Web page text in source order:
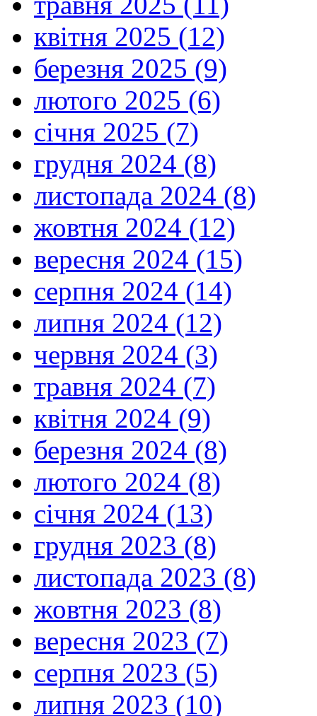
квітня 2025 (12)
березня 2025 (9)
лютого 2025 (6)
січня 2025 (7)
грудня 2024 (8)
листопада 2024 (8)
жовтня 2024 (12)
вересня 2024 (15)
серпня 2024 (14)
липня 2024 (12)
червня 2024 (3)
травня 2024 (7)
квітня 2024 (9)
березня 2024 (8)
лютого 2024 (8)
січня 2024 (13)
грудня 2023 (8)
листопада 2023 (8)
жовтня 2023 (8)
вересня 2023 (7)
серпня 2023 (5)
липня 2023 (10)